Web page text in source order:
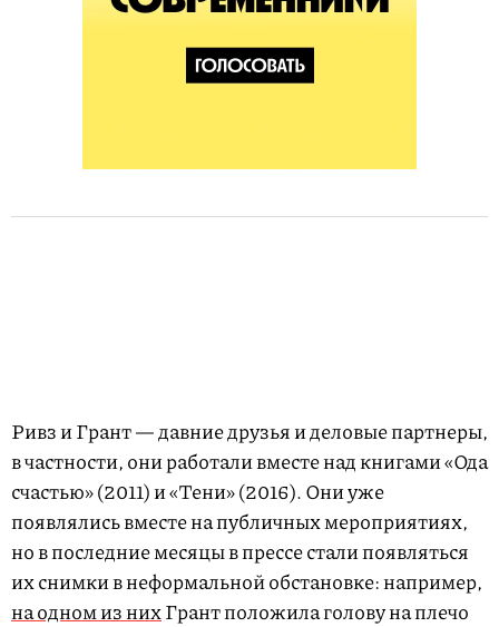
Ривз и Грант — давние друзья и деловые партнеры,
в частности, они работали вместе над книгами «Ода
счастью» (2011) и «Тени» (2016). Они уже
появлялись вместе на публичных мероприятиях,
но в последние месяцы в прессе стали появляться
их снимки в неформальной обстановке: например,
на одном из нихГрант положила голову на плечо